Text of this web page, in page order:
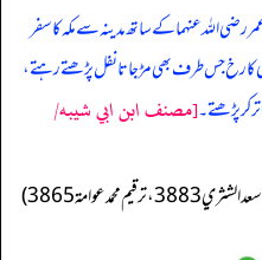
اللہ عنہما کے ساتھ مدینہ سے مکہ کا سفر
کا رخ جس طرف بھی مڑ جاتا نفل پڑھتے رہتے،
کر پڑھتے۔[مصنف ابن ابي شيبه/
محمد عوامة 3865)